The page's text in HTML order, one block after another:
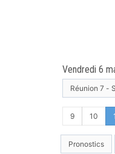
Vendredi 6
Réunion 7 -
9 10
Pronostics